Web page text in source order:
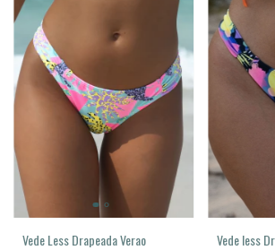
Vede Less Drapeada Verao Vede less